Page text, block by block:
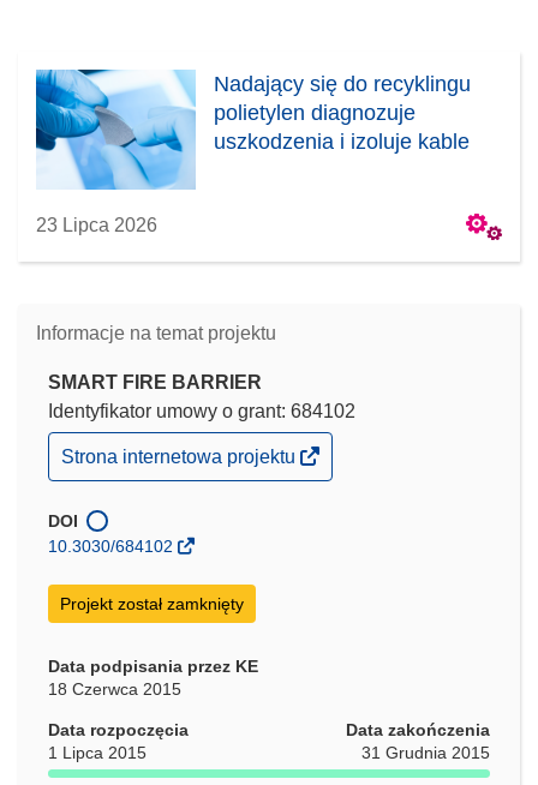
Nadający się do recyklingu
polietylen diagnozuje
uszkodzenia i izoluje kable
23 Lipca 2026
Informacje na temat projektu
SMART FIRE BARRIER
Identyfikator umowy o grant: 684102
(odnośnik
otworzy
w
nowym
Strona internetowa projektu
DOI
10.3030/684102
Projekt został zamknięty
Data podpisania przez KE
18 Czerwca 2015
Data rozpoczęcia
1 Lipca 2015
Data zakończenia
31 Grudnia 2015